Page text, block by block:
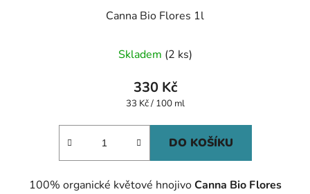
Canna Bio Flores 1l
Skladem (2 ks)
330 Kč
Měrná
33 Kč / 100 ml
DO KOŠÍKU
100% organické květové hnojivoCanna Bio Flores